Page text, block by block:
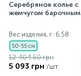
Серебряное колье с
жемчугом барочным
Вес изделия, г.: 6,58
50-55 см
12 404.50 грн
5 093 грн /шт.